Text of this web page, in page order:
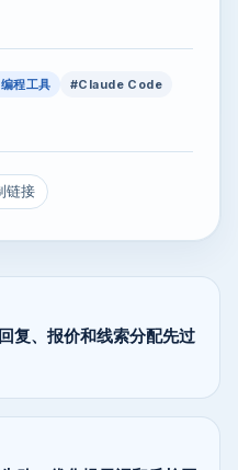
程工具
#Claude Code
链接
复、报价和线索分配先过